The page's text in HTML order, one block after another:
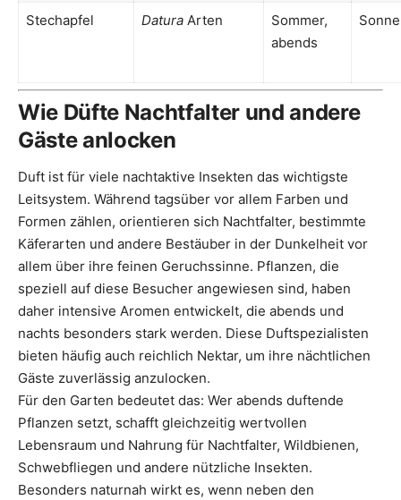
Stechapfel DaturaArten
Sommer,
abends
Wie Düfte Nachtfalter und andere
Gäste anlocken
Duft ist für viele nachtaktive Insekten das wichtigste
Leitsystem. Während tagsüber vor allem Farben und
Formen zählen, orientieren sich Nachtfalter, bestimmte
Käferarten und andere Bestäuber in der Dunkelheit vor
allem über ihre feinen Geruchssinne. Pflanzen, die
speziell auf diese Besucher angewiesen sind, haben
daher intensive Aromen entwickelt, die abends und
nachts besonders stark werden. Diese Duftspezialisten
bieten häufig auch reichlich Nektar, um ihre nächtlichen
Gäste zuverlässig anzulocken.
Für den Garten bedeutet das: Wer abends duftende
Pflanzen setzt, schafft gleichzeitig wertvollen
Lebensraum und Nahrung für Nachtfalter, Wildbienen,
Schwebfliegen und andere nützliche Insekten.
Besonders naturnah wirkt es, wenn neben den